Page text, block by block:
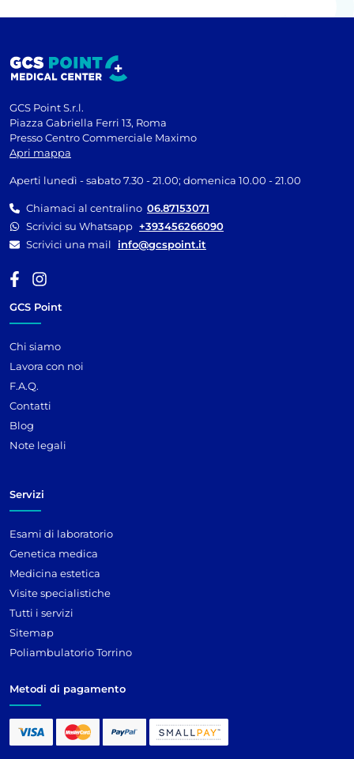
GCS Point S.r.l.
Piazza Gabriella Ferri 13, Roma
Presso Centro Commerciale Maximo
Apri mappa
Aperti lunedì - sabato 7.30 - 21.00; domenica 10.00 - 21.00
Chiamaci al centralino 06.87153071
Scrivici su Whatsapp +393456266090
Scrivici una mail
info@gcspoint.it
GCS Point
Chi siamo
Lavora con noi
F.A.Q.
Contatti
Blog
Note legali
Servizi
Esami di laboratorio
Genetica medica
Medicina estetica
Visite specialistiche
Tutti i servizi
Sitemap
Poliambulatorio Torrino
Metodi di pagamento